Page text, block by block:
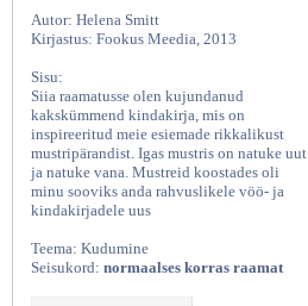
Autor: Helena Smitt
Kirjastus: Fookus Meedia, 2013
Sisu:
Siia raamatusse olen kujundanud
kakskümmend kindakirja, mis on
inspireeritud meie esiemade rikkalikust
mustripärandist. Igas mustris on natuke uut
ja natuke vana. Mustreid koostades oli
minu sooviks anda rahvuslikele vöö- ja
kindakirjadele uus
Teema: Kudumine
Seisukord: normaalses korras raamat